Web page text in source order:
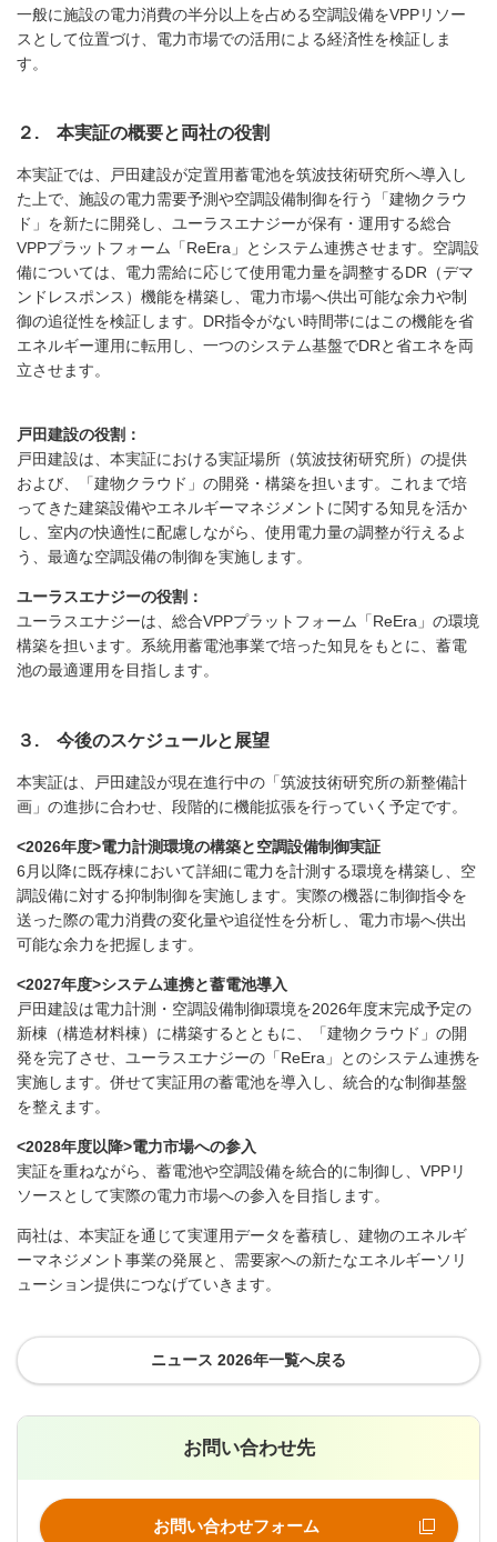
一般に施設の電力消費の半分以上を占める空調設備をVPPリソー
スとして位置づけ、電力市場での活用による経済性を検証しま
す。
２. 本実証の概要と両社の役割
本実証では、戸田建設が定置用蓄電池を筑波技術研究所へ導入し
た上で、施設の電力需要予測や空調設備制御を行う「建物クラウ
ド」を新たに開発し、ユーラスエナジーが保有・運用する総合
VPPプラットフォーム「ReEra 」とシステム連携させます。空調設
備については、電力需給に応じて使用電力量を調整するDR （デマ
ンドレスポンス）機能を構築し、電力市場へ供出可能な余力や制
御の追従性を検証します。 DR指令がない時間帯にはこの機能を省
エネルギー運用に転用し、一つのシステム基盤でDRと省エネを両
立させます。
戸田建設の役割：
戸田建設は、本実証における実証場所（筑波技術研究所）の提供
および、「建物クラウド」の開発・構築を担います。これまで培
ってきた建築設備やエネルギーマネジメントに関する知見を活か
し、室内の快適性に配慮しながら、使用電力量の調整が行えるよ
う、最適な空調設備の制御を実施します。
ユーラスエナジーの役割：
ユーラスエナジーは、総合VPPプラットフォーム「ReEra 」の環境
構築を担います。系統用蓄電池事業で培った知見をもとに、蓄電
池の最適運用を目指します。
３. 今後のスケジュールと展望
本実証は、戸田建設が現在進行中の「筑波技術研究所の新整備計
画」の進捗に合わせ、段階的に機能拡張を行っていく予定です。
<2026年度>電力計測環境の構築と空調設備制御実証
6月以降に既存棟において詳細に電力を計測する環境を構築し、空
調設備に対する抑制制御を実施します。実際の機器に制御指令を
送った際の電力消費の変化量や追従性を分析し、電力市場へ供出
可能な余力を把握します。
<2027年度>システム連携と蓄電池導入
戸田建設は電力計測・空調設備制御環境を2026年度末完成予定の
新棟（構造材料棟）に構築するとともに、「建物クラウド」の開
発を完了させ、ユーラスエナジーの「ReEra 」とのシステム連携を
実施します。併せて実証用の蓄電池を導入し、統合的な制御基盤
を整えます。
<2028年度以降>電力市場への参入
実証を重ねながら、蓄電池や空調設備を統合的に制御し、 VPPリ
ソースとして実際の電力市場への参入を目指します。
両社は、本実証を通じて実運用データを蓄積し、建物のエネルギ
ーマネジメント事業の発展と、需要家への新たなエネルギーソリ
ューション提供につなげていきます。
ニュース 2026年一覧へ戻る
お問い合わせ先
お問い合わせフォーム